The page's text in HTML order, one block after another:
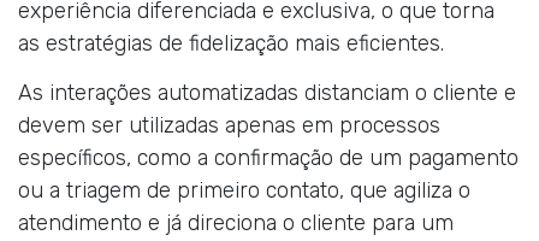
experiência diferenciada e exclusiva, o que torna
as estratégias de fidelização mais eficientes.
As interações automatizadas distanciam o cliente e
devem ser utilizadas apenas em processos
específicos, como a confirmação de um pagamento
ou a triagem de primeiro contato, que agiliza o
atendimento e já direciona o cliente para um